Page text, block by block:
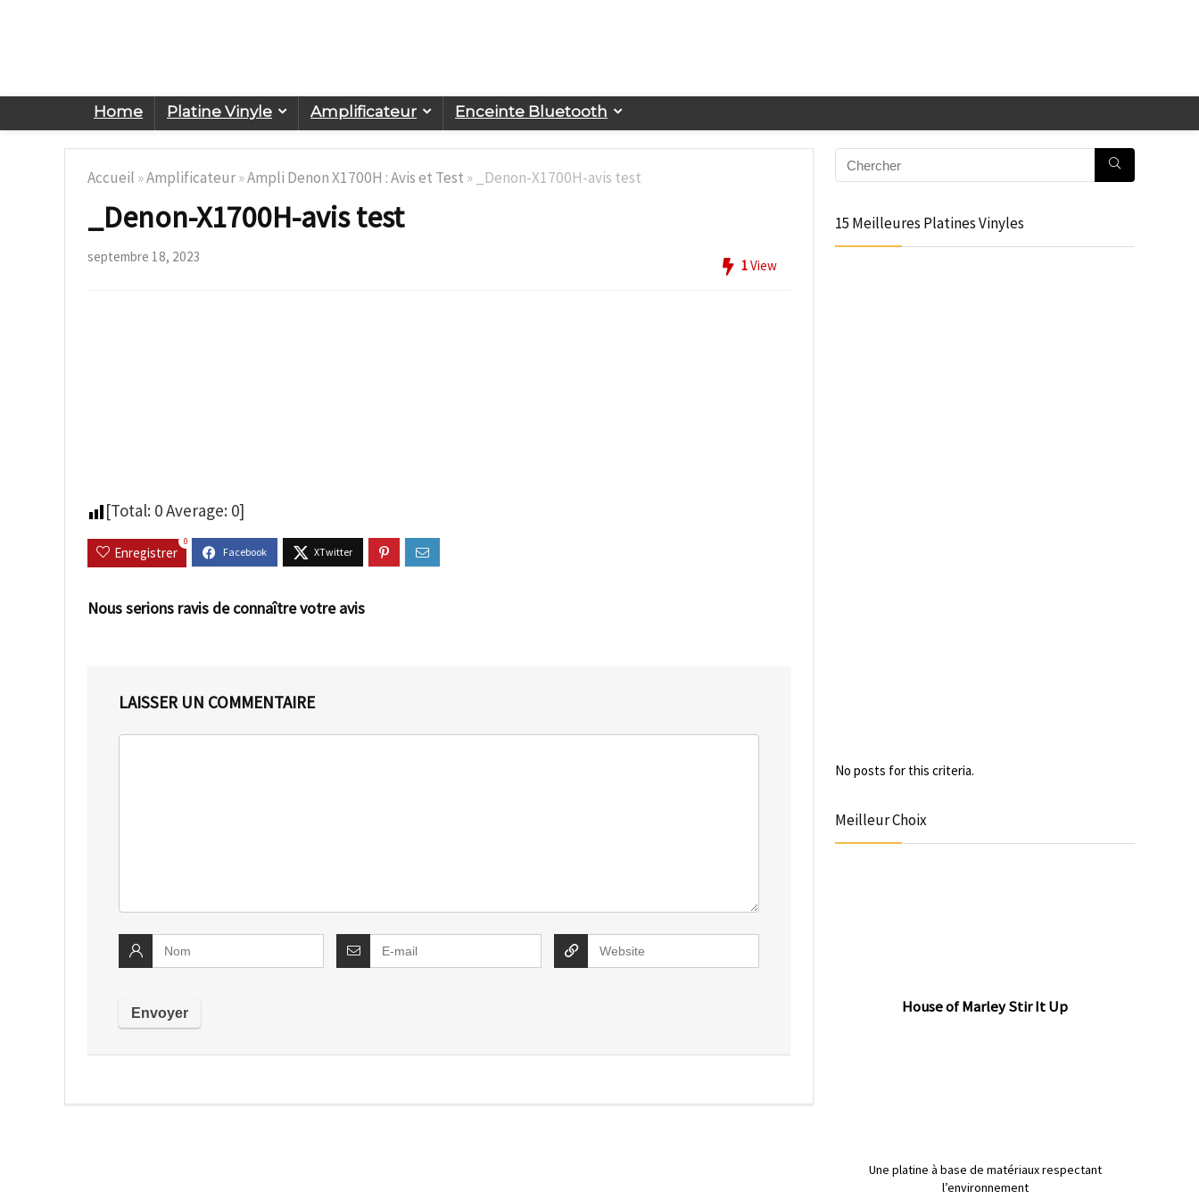
Home Platine Vinyle Amplificateur Enceinte Bluetooth
Accueil »Amplificateur»Ampli Denon X1700H : Avis et Test » _Denon-X1700H-avis test
_Denon-X1700H-avis test
septembre 18, 2023
1View
[Total: 0Average: 0]
Enregistrer
0
Nous serions ravis de connaître votre avis
LAISSER UN COMMENTAIRE
15 Meilleures Platines Vinyles
No posts for this criteria.
Meilleur Choix
House of Marley Stir It Up
Une platine à base de matériaux respectant
l’environnement